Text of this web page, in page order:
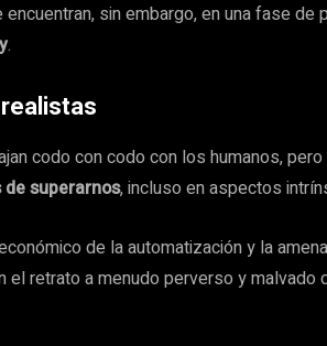
sin embargo, en una fase de
.
codo con codo con los humanos,
superarnos, incluso en aspectos
de la automatización y la
el retrato a menudo perverso y